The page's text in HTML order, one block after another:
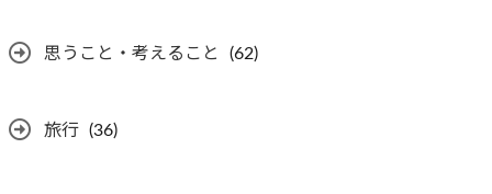
思うこと・考えること (62)
旅行 (36)